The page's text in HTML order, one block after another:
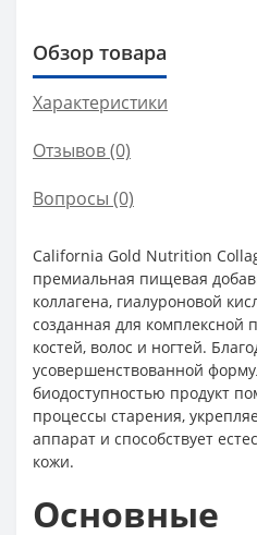
Обзор товара
Характеристики
Отзывов (0)
Вопросы (0)
California Gold Nutrition
премиальная пищевая
коллагена, гиалуроновой
созданная для комплексной
костей, волос и ногтей.
усовершенствованной
биодоступностью продукт
процессы старения,
аппарат и способствует
кожи.
Основные